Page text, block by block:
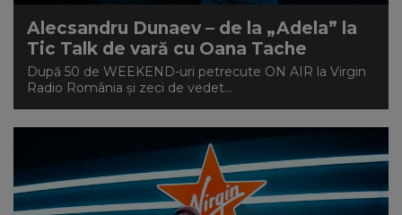
Alecsandru Dunaev – de la „Adela” la
Tic Talk de vară cu Oana Tache
După 50 de WEEKEND-uri petrecute ON AIR la Virgin
Radio România și zeci de vedet...